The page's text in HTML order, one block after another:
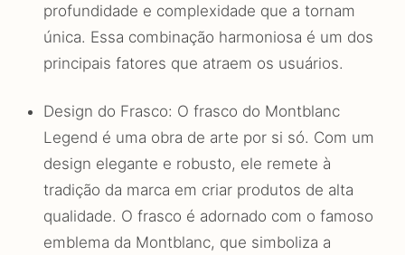
profundidade e complexidade que a tornam
única. Essa combinação harmoniosa é um dos
principais fatores que atraem os usuários.
Design do Frasco: O frasco do Montblanc
Legend é uma obra de arte por si só. Com um
design elegante e robusto, ele remete à
tradição da marca em criar produtos de alta
qualidade. O frasco é adornado com o famoso
emblema da Montblanc, que simboliza a